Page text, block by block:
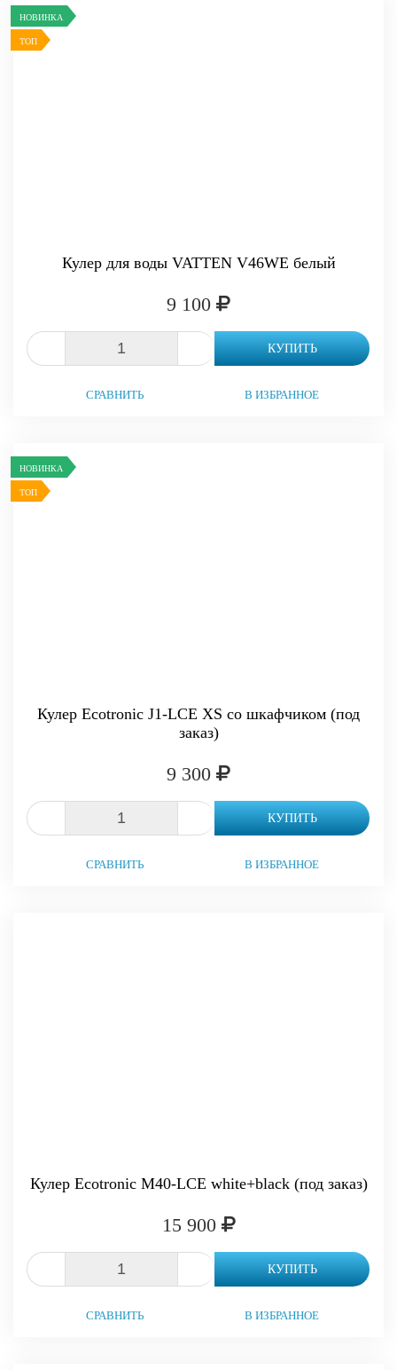
НОВИНКА
ТОП
Кулер для воды VATTEN V46WE белый
9 100
КУПИТЬ
СРАВНИТЬ В ИЗБРАННОЕ
НОВИНКА
ТОП
Кулер Ecotronic J1-LCE XS со шкафчиком (под
заказ)
9 300
КУПИТЬ
СРАВНИТЬ В ИЗБРАННОЕ
Кулер Ecotronic M40-LCE white+black (под заказ)
15 900
КУПИТЬ
СРАВНИТЬ В ИЗБРАННОЕ